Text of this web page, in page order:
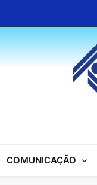
COMUNICAÇÃO